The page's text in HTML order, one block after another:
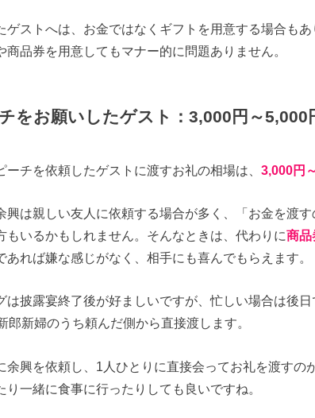
ゲストへは、お金ではなくギフトを用意する場合も
品券を用意してもマナー的に問題ありません。
をお願いしたゲスト：3,000円～5,000
チを依頼したゲストに渡すお礼の相場は、 3,000円
興は親しい友人に依頼する場合が多く、「お金を渡
もいるかもしれません。そんなときは、代わりに商品
れば嫌な感じがなく、相手にも喜んでもらえます。
は披露宴終了後が好ましいですが、忙しい場合は後
郎新婦のうち頼んだ側から直接渡します。
余興を依頼し、1人ひとりに直接会ってお礼を渡すの
り一緒に食事に行ったりしても良いですね。